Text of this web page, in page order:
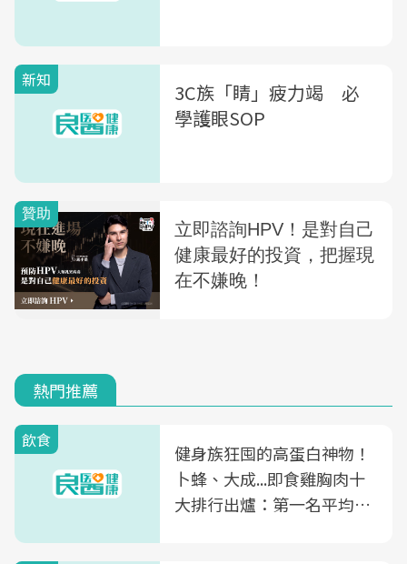
新知
3C族「睛」疲力竭 必
學護眼SOP
熱門推薦
飲食
健身族狂囤的高蛋白神物！
卜蜂、大成...即食雞胸肉十
大排行出爐：第一名平均一